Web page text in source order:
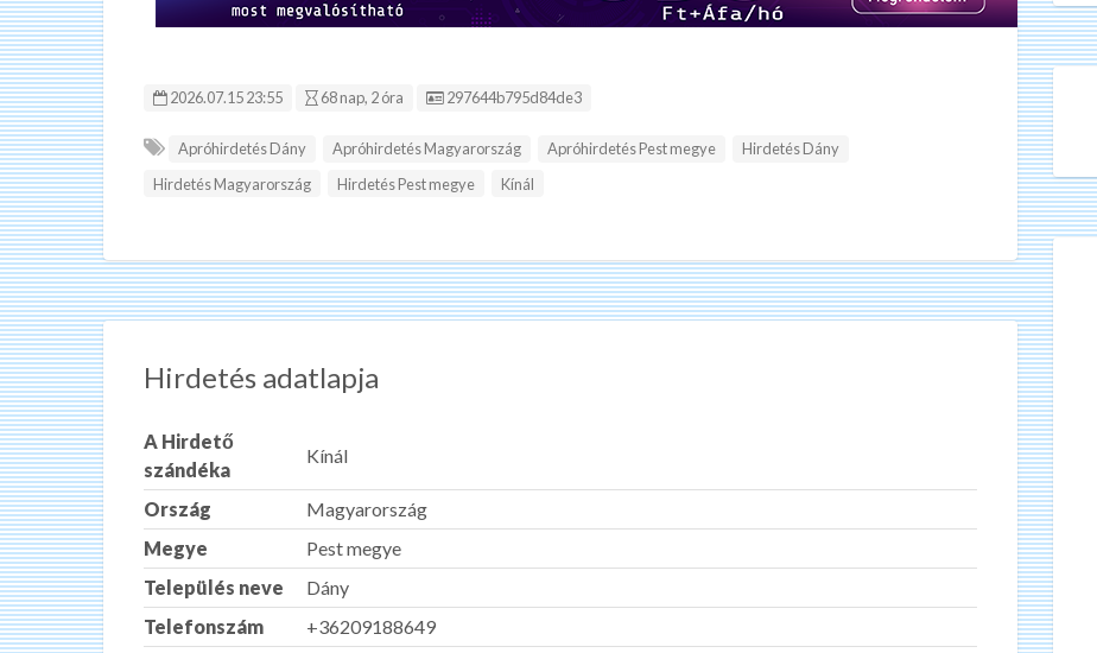
2026.07.15 23:55 68 nap, 2 óra Hirdetés ID:
297644b795d84de3
Apróhirdetés Dány Apróhirdetés Magyarország Apróhirdetés Pest megye
Hirdetés Dány
Hirdetés Magyarország
Hirdetés Pest megye Kínál
Hirdetés adatlapja
A Hirdető
szándéka
Kínál
Ország
Magyarország
Megye
Pest megye
Település neve
Dány
Telefonszám
+36209188649